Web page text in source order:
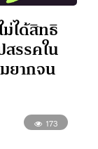
ได้สิทธิ
สรรคใน
ยากจน
173